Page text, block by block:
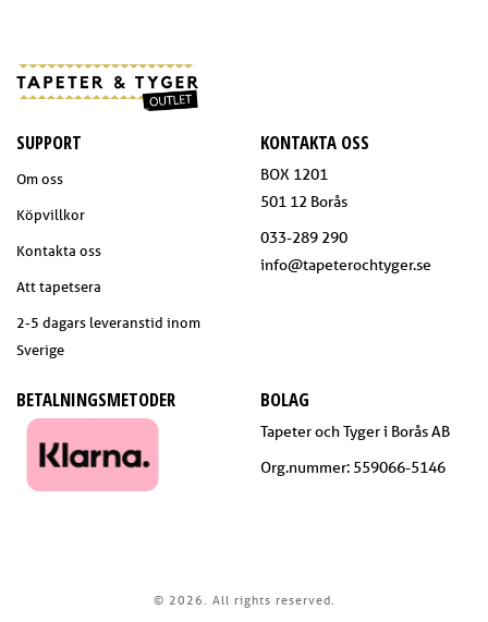
SUPPORT
Om oss
Köpvillkor
Kontakta oss
Att tapetsera
2-5 dagars leveranstid inom
Sverige
KONTAKTA OSS
BOX 1201
501 12 Borås
033-289 290
info@tapeterochtyger.se
BETALNINGSMETODER BOLAG
Tapeter och Tyger i Borås AB
Org.nummer: 559066-5146
© 2026. All rights reserved.